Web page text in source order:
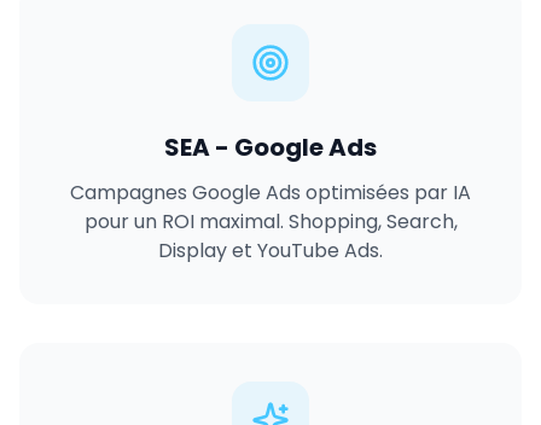
SEA - Google Ads
Campagnes Google Ads optimisées par IA
pour un ROI maximal. Shopping, Search,
Display et YouTube Ads.